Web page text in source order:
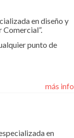
en diseño y
Comercial”.
punto de
más info
en